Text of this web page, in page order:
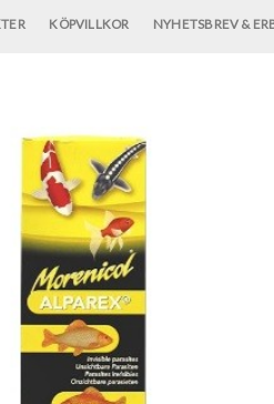
KÖPVILLKOR NYHETSBREV &